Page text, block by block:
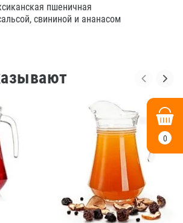
0
пшеничная
свининой и ананасом